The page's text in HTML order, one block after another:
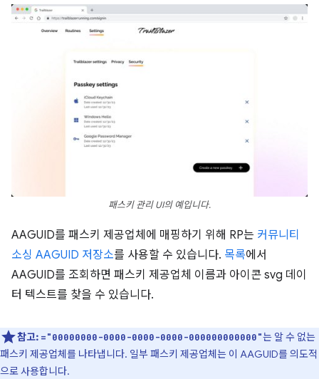
패스키 관리 UI의 예입니다.
AAGUID를 패스키 제공업체에 매핑하기 위해 RP는 커뮤니티
소싱 AAGUID 저장소를 사용할 수 있습니다. 목록에서
AAGUID를 조회하면 패스키 제공업체 이름과 아이콘 svg 데이
터 텍스트를 찾을 수 있습니다.
참고: ="00000000-0000-0000-0000-000000000000"는 알 수 없는
패스키 제공업체를 나타냅니다. 일부 패스키 제공업체는 이 AAGUID를 의도적
으로 사용합니다.